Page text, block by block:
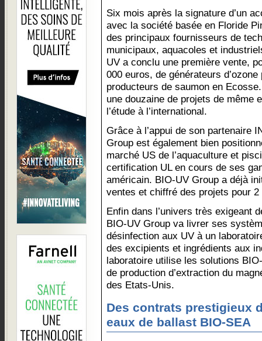
Six mois après la signature d’un
avec la société basée en Floride
des principaux fournisseurs de
municipaux, aquacoles et
UV a conclu une première vente,
000 euros, de générateurs
producteurs de saumon en
une douzaine de projets de même
l’étude à l’international.
Grâce à l’appui de son partenaire
Group est également bien
marché US de l’aquaculture et
certification UL en cours de ses
américain. BIO-UV Group a déjà
ventes et chiffré des projets pour
Enfin dans l’univers très exigeant
BIO-UV Group va livrer ses
désinfection aux UV à un
des excipients et ingrédients aux
laboratoire utilise les solutions
de production d’extraction du
des Etats-Unis.
Des contrats prestigieux
eaux de ballast BIO-SEA